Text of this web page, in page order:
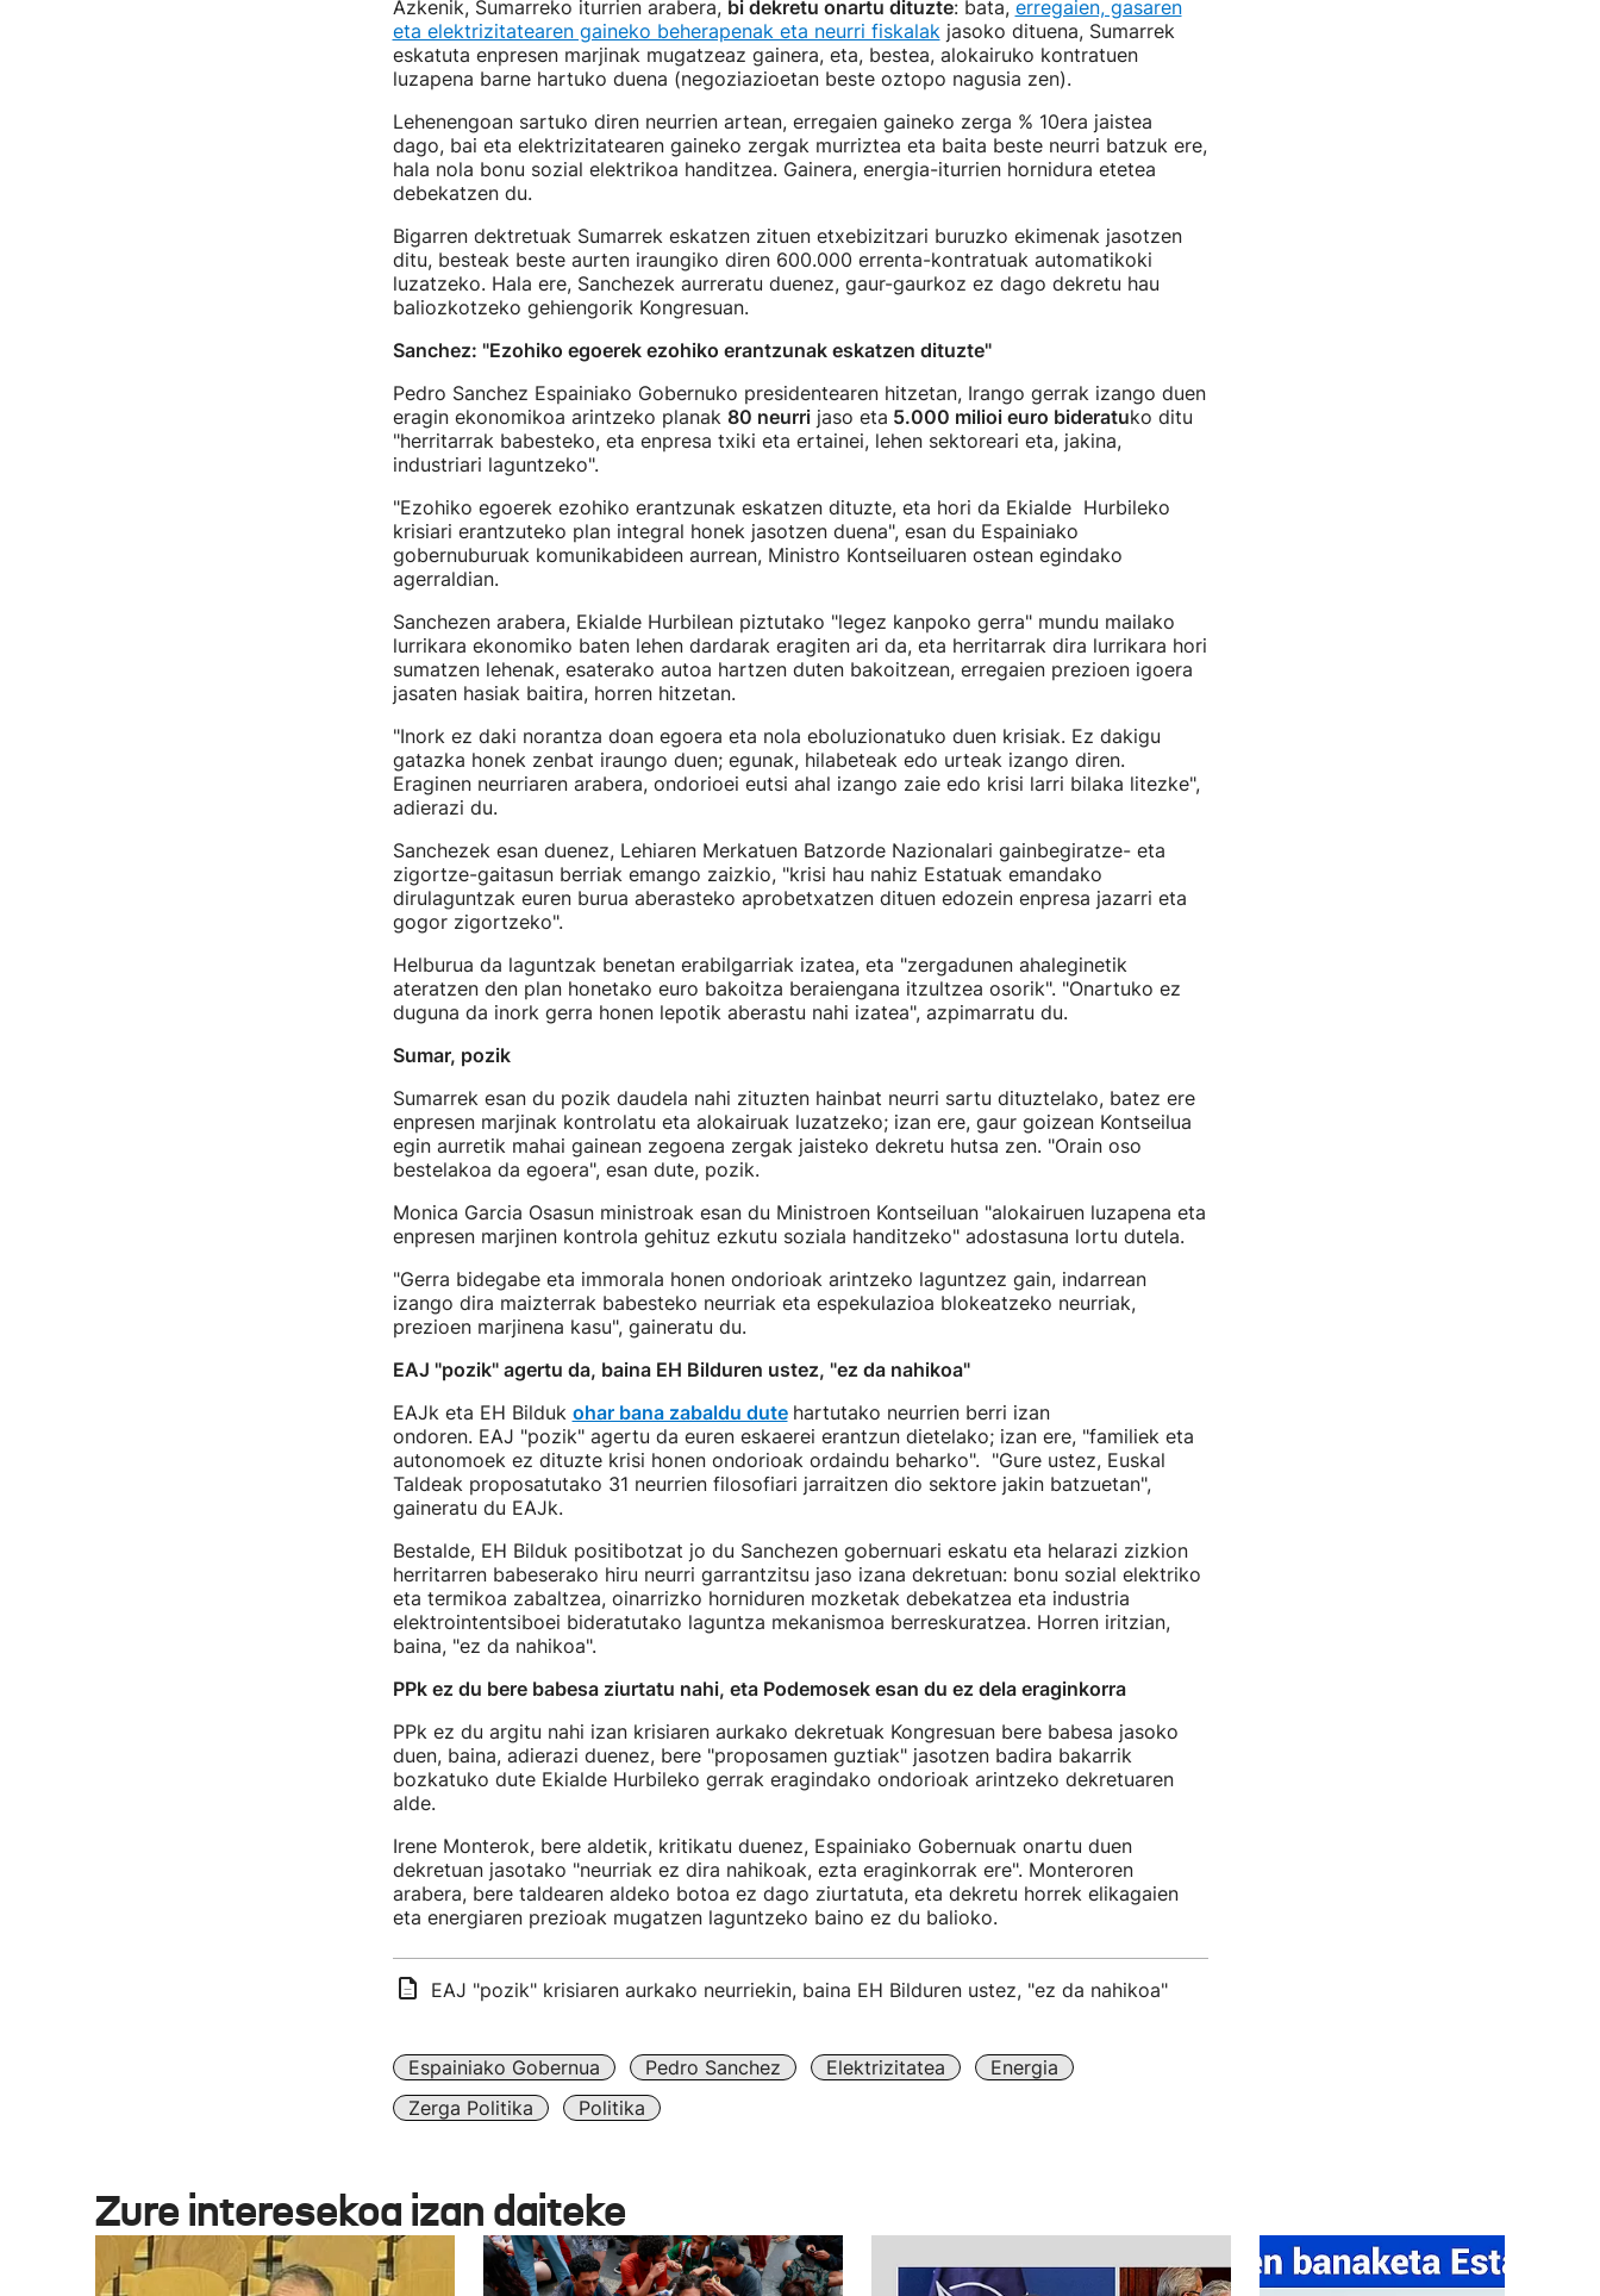
Azkenik, Sumarreko iturrien arabera, bi dekretu onartu dituzte: bata, erregaien, gasaren
eta elektrizitatearen gaineko beherapenak eta neurri fiskalakjasoko dituena, Sumarrek
eskatuta enpresen marjinak mugatzeaz gainera, eta, bestea, alokairuko kontratuen
luzapena barne hartuko duena (negoziazioetan beste oztopo nagusia zen).
Lehenengoan sartuko diren neurrien artean, erregaien gaineko zerga % 10era jaistea
dago, bai eta elektrizitatearen gaineko zergak murriztea eta baita beste neurri batzuk ere,
hala nola bonu sozial elektrikoa handitzea. Gainera, energia-iturrien hornidura etetea
debekatzen du.
Bigarren dektretuak Sumarrek eskatzen zituen etxebizitzari buruzko ekimenak jasotzen
ditu, besteak beste aurten iraungiko diren 600.000 errenta-kontratuak automatikoki
luzatzeko. Hala ere, Sanchezek aurreratu duenez, gaur-gaurkoz ez dago dekretu hau
baliozkotzeko gehiengorik Kongresuan.
Sanchez: "Ezohiko egoerek ezohiko erantzunak eskatzen dituzte"
Pedro Sanchez Espainiako Gobernuko presidentearen hitzetan, Irango gerrak izango duen
eragin ekonomikoa arintzeko planak 80 neurrijaso eta 5.000 milioi euro bideratuko ditu
"herritarrak babesteko, eta enpresa txiki eta ertainei, lehen sektoreari eta, jakina,
industriari laguntzeko".
"Ezohiko egoerek ezohiko erantzunak eskatzen dituzte, eta hori da Ekialde Hurbileko
krisiari erantzuteko plan integral honek jasotzen duena", esan du Espainiako
gobernuburuak komunikabideen aurrean, Ministro Kontseiluaren ostean egindako
agerraldian.
Sanchezen arabera, Ekialde Hurbilean piztutako "legez kanpoko gerra" mundu mailako
lurrikara ekonomiko baten lehen dardarak eragiten ari da, eta herritarrak dira lurrikara hori
sumatzen lehenak, esaterako autoa hartzen duten bakoitzean, erregaien prezioen igoera
jasaten hasiak baitira, horren hitzetan.
"Inork ez daki norantza doan egoera eta nola eboluzionatuko duen krisiak. Ez dakigu
gatazka honek zenbat iraungo duen; egunak, hilabeteak edo urteak izango diren.
Eraginen neurriaren arabera, ondorioei eutsi ahal izango zaie edo krisi larri bilaka litezke",
adierazi du.
Sanchezek esan duenez, Lehiaren Merkatuen Batzorde Nazionalari gainbegiratze- eta
zigortze-gaitasun berriak emango zaizkio, "krisi hau nahiz Estatuak emandako
dirulaguntzak euren burua aberasteko aprobetxatzen dituen edozein enpresa jazarri eta
gogor zigortzeko".
Helburua da laguntzak benetan erabilgarriak izatea, eta "zergadunen ahaleginetik
ateratzen den plan honetako euro bakoitza beraiengana itzultzea osorik". "Onartuko ez
duguna da inork gerra honen lepotik aberastu nahi izatea", azpimarratu du.
Sumar, pozik
Sumarrek esan du pozik daudela nahi zituzten hainbat neurri sartu dituztelako, batez ere
enpresen marjinak kontrolatu eta alokairuak luzatzeko; izan ere, gaur goizean Kontseilua
egin aurretik mahai gainean zegoena zergak jaisteko dekretu hutsa zen. "Orain oso
bestelakoa da egoera", esan dute, pozik.
Monica Garcia Osasun ministroak esan du Ministroen Kontseiluan "alokairuen luzapena eta
enpresen marjinen kontrola gehituz ezkutu soziala handitzeko" adostasuna lortu dutela.
"Gerra bidegabe eta immorala honen ondorioak arintzeko laguntzez gain, indarrean
izango dira maizterrak babesteko neurriak eta espekulazioa blokeatzeko neurriak,
prezioen marjinena kasu", gaineratu du.
EAJ "pozik" agertu da, baina EH Bilduren ustez, "ez da nahikoa"
EAJk eta EH Bilduk ohar bana zabaldu dute hartutako neurrien berri izan
ondoren. EAJ "pozik" agertu da euren eskaerei erantzun dietelako; izan ere, "familiek eta
autonomoek ez dituzte krisi honen ondorioak ordaindu beharko". "Gure ustez, Euskal
Taldeak proposatutako 31 neurrien filosofiari jarraitzen dio sektore jakin batzuetan",
gaineratu du EAJk.
Bestalde, EH Bilduk positibotzat jo du Sanchezen gobernuari eskatu eta helarazi zizkion
herritarren babeserako hiru neurri garrantzitsu jaso izana dekretuan: bonu sozial elektriko
eta termikoa zabaltzea, oinarrizko horniduren mozketak debekatzea eta industria
elektrointentsiboei bideratutako laguntza mekanismoa berreskuratzea. Horren iritzian,
baina, "ez da nahikoa".
PPk ez du bere babesa ziurtatu nahi, eta Podemosek esan du ez dela eraginkorra
PPk ez du argitu nahi izan krisiaren aurkako dekretuak Kongresuan bere babesa jasoko
duen, baina, adierazi duenez, bere "proposamen guztiak" jasotzen badira bakarrik
bozkatuko dute Ekialde Hurbileko gerrak eragindako ondorioak arintzeko dekretuaren
alde.
Irene Monterok, bere aldetik, kritikatu duenez, Espainiako Gobernuak onartu duen
dekretuan jasotako "neurriak ez dira nahikoak, ezta eraginkorrak ere". Monteroren
arabera, bere taldearen aldeko botoa ez dago ziurtatuta, eta dekretu horrek elikagaien
eta energiaren prezioak mugatzen laguntzeko baino ez du balioko.
EAJ "pozik" krisiaren aurkako neurriekin, baina EH Bilduren ustez, "ez da nahikoa"
Espainiako Gobernua Pedro Sanchez Elektrizitatea
Energia
Zerga Politika
Politika
Zure interesekoa izan daiteke